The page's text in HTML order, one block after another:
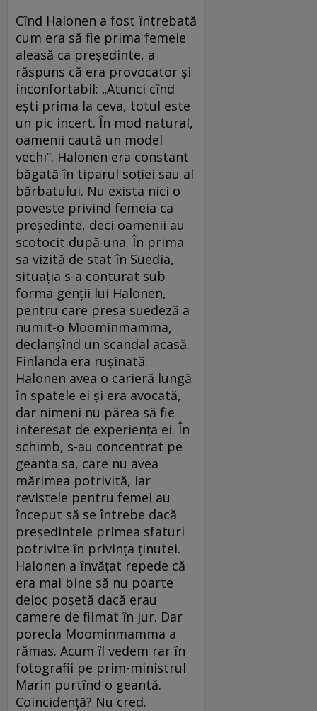
Cînd Halonen a fost întrebată
cum era să fie prima femeie
aleasă ca președinte, a
răspuns că era provocator și
inconfortabil: „Atunci cînd
ești prima la ceva, totul este
un pic incert. În mod natural,
oamenii caută un model
vechi”. Halonen era constant
băgată în tiparul soției sau al
bărbatului. Nu exista nici o
poveste privind femeia ca
președinte, deci oamenii au
scotocit după una. În prima
sa vizită de stat în Suedia,
situația s-a conturat sub
forma genții lui Halonen,
pentru care presa suedeză a
numit-o Moominmamma,
declanșînd un scandal acasă.
Finlanda era rușinată.
Halonen avea o carieră lungă
în spatele ei și era avocată,
dar nimeni nu părea să fie
interesat de experiența ei. În
schimb, s-au concentrat pe
geanta sa, care nu avea
mărimea potrivită, iar
revistele pentru femei au
început să se întrebe dacă
președintele primea sfaturi
potrivite în privința ținutei.
Halonen a învățat repede că
era mai bine să nu poarte
deloc poșetă dacă erau
camere de filmat în jur. Dar
porecla Moominmamma a
rămas. Acum îl vedem rar în
fotografii pe prim-ministrul
Marin purtînd o geantă.
Coincidență? Nu cred.